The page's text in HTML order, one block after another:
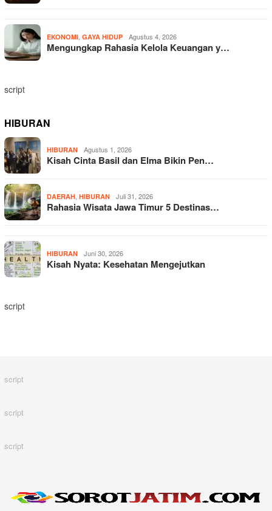
EKONOMI, GAYA HIDUP Agustus 4, 2026
Mengungkap Rahasia Kelola Keuangan y…
script
HIBURAN
HIBURAN Agustus 1, 2026
Kisah Cinta Basil dan Elma Bikin Pen…
DAERAH, HIBURAN Juli 31, 2026
Rahasia Wisata Jawa Timur 5 Destinas…
HIBURAN Juni 30, 2026
Kisah Nyata: Kesehatan Mengejutkan
script
script
script
script